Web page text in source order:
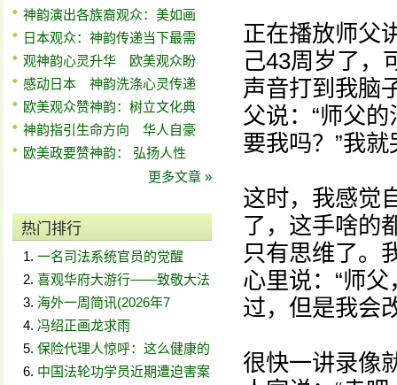
神韵演出各族裔观众：美如画
日本观众：神韵传递当下最需
观神韵心灵升华 欧美观众盼
感动日本 神韵洗涤心灵传递
欧美观众赞神韵：树立文化典
神韵指引生命方向 华人自豪
欧美政要赞神韵： 弘扬人性
更多文章 »
热门排行
一名司法系统官员的觉醒
喜观华府大游行——致敬大法
海外一周简讯(2026年7
冯绍正画龙求雨
保险代理人惊呼：这么健康的
中国法轮功学员近期遭迫害案
正在播放师父
己43周岁了，
声音打到我脑
父说：“师父
要我吗？”我
这时，我感觉
了，这手啥的
只有思维了。
心里说：“师
过，但是我会
很快一讲录像